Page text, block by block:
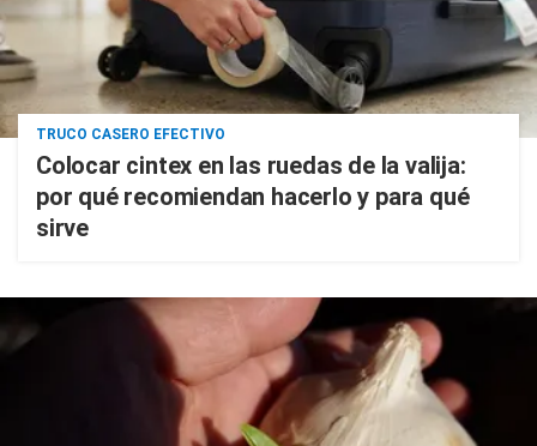
TRUCO CASERO EFECTIVO
Colocar cintex en las ruedas de la valija:
por qué recomiendan hacerlo y para qué
sirve